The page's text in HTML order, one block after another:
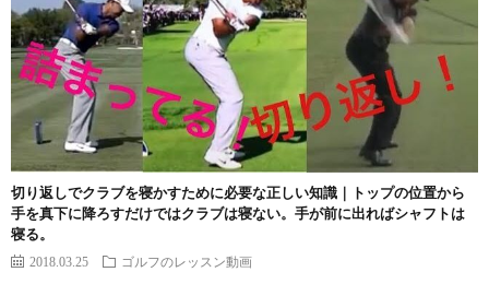
切り返しでクラブを寝かすために必要な正しい知識｜トップの位置から
手を真下に降ろすだけではクラブは寝ない。手が前に出ればシャフトは
寝る。
2018.03.25 ゴルフのレッスン動画